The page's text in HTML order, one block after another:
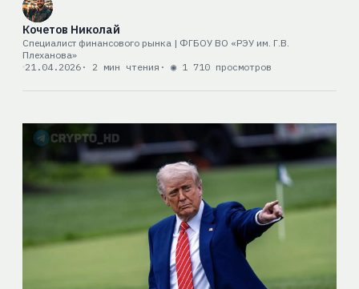
Кочетов Николай
Специалист финансового рынка | ФГБОУ ВО «РЭУ им. Г.В.
Плеханова»
21.04.2026· 2 мин чтения · ◉ 1 710 просмотров